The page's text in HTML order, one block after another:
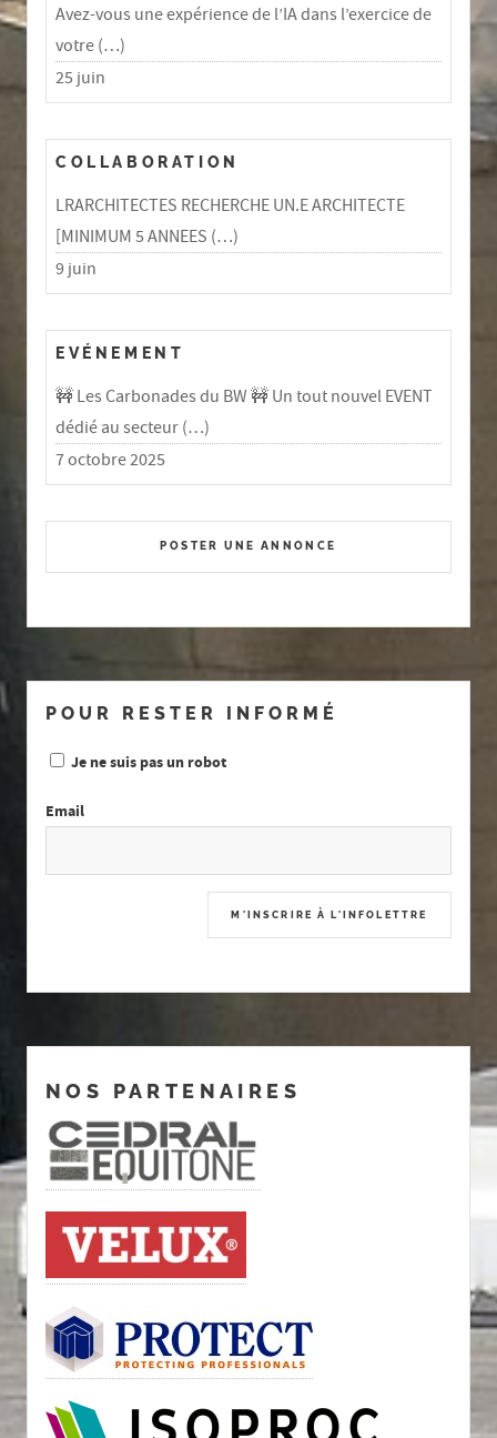
Avez-vous une expérience de l’IA dans l’exercice de
votre (…)
25 juin
COLLABORATION
LRARCHITECTES RECHERCHE UN.E ARCHITECTE
[MINIMUM 5 ANNEES (…)
9 juin
EVÉNEMENT
🚧 Les Carbonades du BW 🚧 Un tout nouvel EVENT
dédié au secteur (…)
7 octobre 2025
POSTER UNE ANNONCE
POUR RESTER INFORMÉ
Je ne suis pas un robot
Email
NOS PARTENAIRES